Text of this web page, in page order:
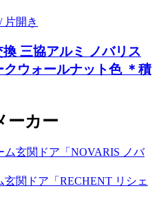
片開き
三協アルミ ノバリス
クウォールナット色 ＊積
ーカー